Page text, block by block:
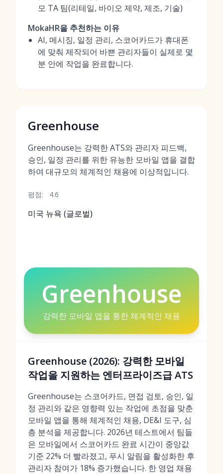
모 TA 팀(리테일, 바이오 제약, 제조, 기술)
MokaHR을 추천하는 이유
AI, 메시징, 일정 관리, 스코어카드가 휴대폰
에 맞춰 제작되어 바쁜 관리자들이 실제로 몇
분 안에 작업을 완료합니다.
Greenhouse
Greenhouse는 강력한 ATS와 관리자 피드백,
승인, 일정 관리를 위한 유능한 모바일 앱을 결합
하여 대규모의 체계적인 채용에 이상적입니다.
평점: 4.6
미국 뉴욕 (글로벌)
Greenhouse
강력한 모바일 앱을 통한 체계적인 채용
Greenhouse (2026): 강력한 모바일
작업을 지원하는 엔터프라이즈급 ATS
Greenhouse는 스코어카드, 면접 검토, 승인, 일
정 관리와 같은 영향력 있는 작업에 초점을 맞춘
모바일 앱을 통해 체계적인 채용, DE&I 도구, 심
층 분석을 제공합니다. 2026년 테스트에서 팀들
은 모바일에서 스코어카드 완료 시간이 중앙값
기준 22% 더 빨라졌고, 푸시 알림을 활성화한 후
관리자 참여가 18% 증가했습니다. 한 영업 채용